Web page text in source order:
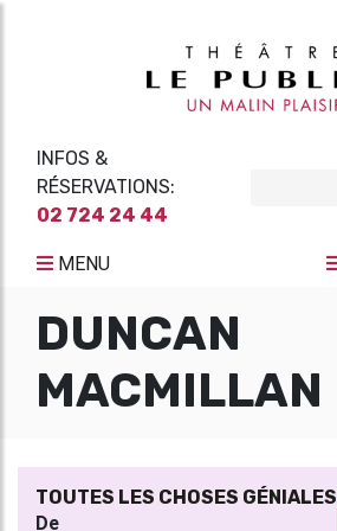
INFOS &
RÉSERVATIONS:
02 724 24 44
MENU
DUNCAN
MACMILLAN
TOUTES LES CHOSES GÉNIALES
De